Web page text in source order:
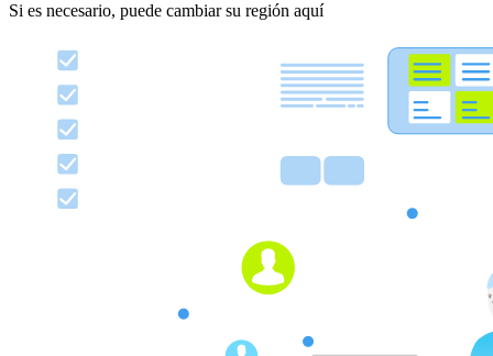
Si es necesario, puede cambiar su región aquí